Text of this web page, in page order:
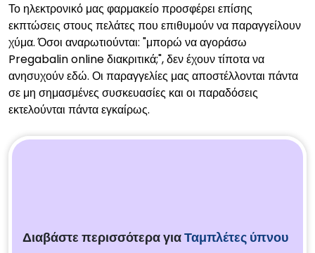
Το ηλεκτρονικό μας φαρμακείο προσφέρει επίσης
εκπτώσεις στους πελάτες που επιθυμούν να παραγγείλουν
χύμα. Όσοι αναρωτιούνται: "μπορώ να αγοράσω
Pregabalin online διακριτικά;", δεν έχουν τίποτα να
ανησυχούν εδώ. Οι παραγγελίες μας αποστέλλονται πάντα
σε μη σημασμένες συσκευασίες και οι παραδόσεις
εκτελούνται πάντα εγκαίρως.
Διαβάστε περισσότερα γιαΤαμπλέτες ύπνου